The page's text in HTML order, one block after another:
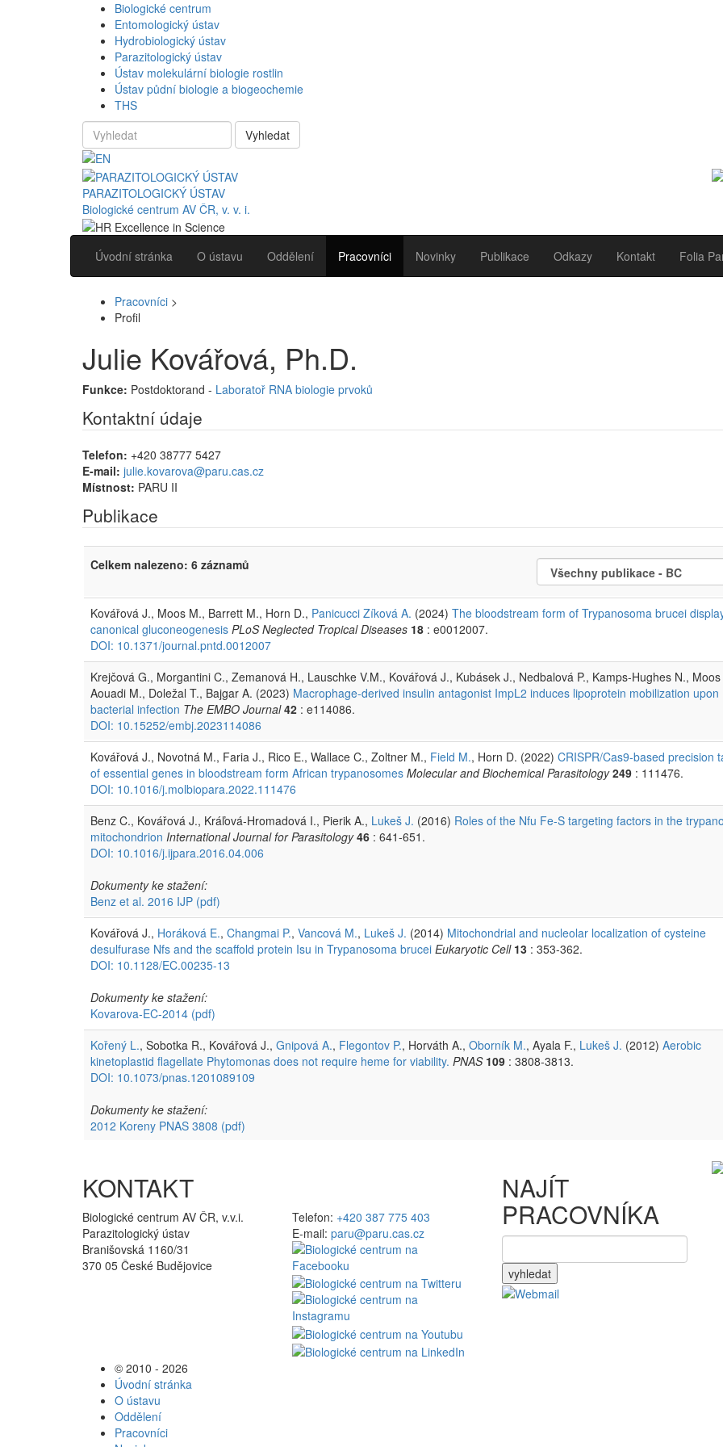
Biologické centrum
Entomologický ústav
Hydrobiologický ústav
Parazitologický ústav
Ústav molekulární biologie rostlin
Ústav půdní biologie a biogeochemie
THS
Vyhledat
PARAZITOLOGICKÝ ÚSTAV
Biologické centrum AV ČR, v. v. i.
Úvodní stránka O ústavu Oddělení Pracovníci Novinky Publikace Odkazy Kontakt Folia
Pracovníci >
Profil
Julie Kovářová, Ph.D.
Funkce: Postdoktorand - Laboratoř RNA biologie prvoků
Kontaktní údaje
Telefon: +420 38777 5427
E-mail: julie.kovarova@paru.cas.cz
Místnost: PARU II
Publikace
Celkem nalezeno: 6 záznamů
Kovářová J., Moos M., Barrett M., Horn D., Panicucci Zíková A. (2024) The bloodstream form of Trypanosoma brucei
canonical gluconeogenesis PLoS Neglected Tropical Diseases 18 : e0012007.
DOI: 10.1371/journal.pntd.0012007
Krejčová G., Morgantini C., Zemanová H., Lauschke V.M., Kovářová J., Kubásek J., Nedbalová P., Kamps-Hughes N., Moos
Aouadi M., Doležal T., Bajgar A. (2023) Macrophage-derived insulin antagonist ImpL2 induces lipoprotein mobilization upon
bacterial infection The EMBO Journal 42 : e114086.
DOI: 10.15252/embj.2023114086
Kovářová J., Novotná M., Faria J., Rico E., Wallace C., Zoltner M., Field M., Horn D. (2022) CRISPR/Cas9-based precision
of essential genes in bloodstream form African trypanosomes Molecular and Biochemical Parasitology 249 : 111476.
DOI: 10.1016/j.molbiopara.2022.111476
Benz C., Kovářová J., Kráľová-Hromadová I., Pierik A., Lukeš J. (2016) Roles of the Nfu Fe-S targeting factors in the
mitochondrion International Journal for Parasitology 46 : 641-651.
DOI: 10.1016/j.ijpara.2016.04.006
Dokumenty ke stažení:
Benz et al. 2016 IJP (pdf)
Kovářová J., Horáková E., Changmai P., Vancová M., Lukeš J. (2014) Mitochondrial and nucleolar localization of cysteine
desulfurase Nfs and the scaffold protein Isu in Trypanosoma brucei Eukaryotic Cell 13 : 353-362.
DOI: 10.1128/EC.00235-13
Dokumenty ke stažení:
Kovarova-EC-2014 (pdf)
Kořený L., Sobotka R., Kovářová J., Gnipová A., Flegontov P., Horváth A., Oborník M., Ayala F., Lukeš J. (2012) Aerobic
kinetoplastid flagellate Phytomonas does not require heme for viability. PNAS 109 : 3808-3813.
DOI: 10.1073/pnas.1201089109
Dokumenty ke stažení:
2012 Koreny PNAS 3808 (pdf)
KONTAKT
Biologické centrum AV ČR, v.v.i.
Parazitologický ústav
Branišovská 1160/31
370 05 České Budějovice
Telefon: +420 387 775 403
E-mail: paru@paru.cas.cz
NAJÍT
PRACOVNÍKA
vyhledat
© 2010 - 2026
Úvodní stránka
O ústavu
Oddělení
Pracovníci